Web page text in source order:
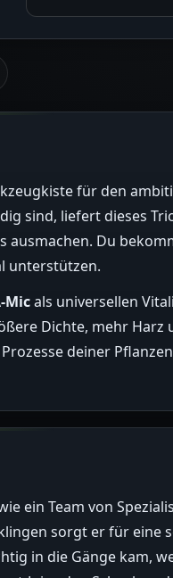
für den
sind, liefert dieses
ausmachen. Du
unterstützen.
Micals universellen
Dichte, mehr Harz
deiner
ein Team von
sorgt er für eine
in die Gänge kam,